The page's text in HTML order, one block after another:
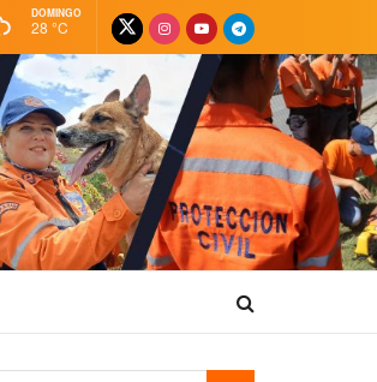
DOMINGO
28 °C